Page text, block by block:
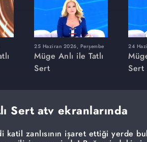
25 Haziran 2026, Perşembe
Müge Anlı ile Tatlı
Sert
24
Sert
Sert atv ekranlarında
katil zanlısının işaret ettiği yerde